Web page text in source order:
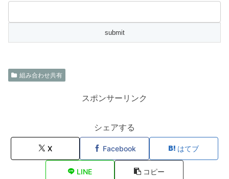
組み合わせ共有
スポンサーリンク
シェアする
X Facebook はてブ
LINE コピー